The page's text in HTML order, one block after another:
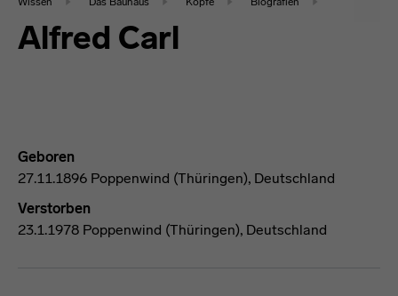
Alfred Carl
Geboren
27.11.1896 Poppenwind (Thüringen), Deutschland
Verstorben
23.1.1978 Poppenwind (Thüringen), Deutschland